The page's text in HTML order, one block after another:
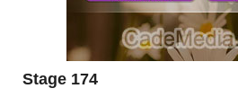
Stage 174